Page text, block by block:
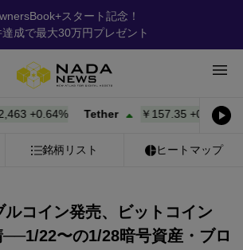
スタート記念！
成で最大30万円プレゼント
0.64% Tether ￥157.35+0.00% BNB
銘柄リスト ヒートマップ
ルコイン発売、ビットコイン
22〜の1/28暗号資産・ブロ